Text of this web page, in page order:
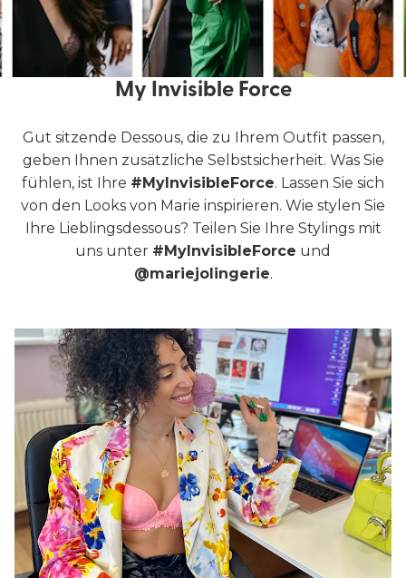
My Invisible Force
Gut sitzende Dessous, die zu Ihrem Outfit passen,
geben Ihnen zusätzliche Selbstsicherheit. Was Sie
fühlen, ist Ihre #MyInvisibleForce. Lassen Sie sich
von den Looks von Marie inspirieren. Wie stylen Sie
Ihre Lieblingsdessous? Teilen Sie Ihre Stylings mit
uns unter #MyInvisibleForce und
@mariejolingerie.